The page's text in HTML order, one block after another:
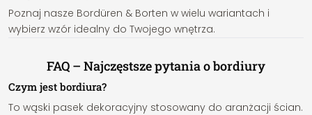
Poznaj nasze Bordüren & Borten w wielu wariantach i
wybierz wzór idealny do Twojego wnętrza.
FAQ – Najczęstsze pytania o bordiury
Czym jest bordiura?
To wąski pasek dekoracyjny stosowany do aranżacji ścian.